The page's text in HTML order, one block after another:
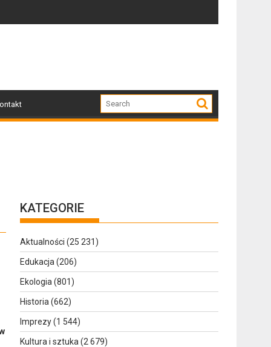
KATEGORIE
Aktualności (25 231)
Edukacja (206)
Ekologia (801)
Historia (662)
Imprezy(1 544)
Kultura i sztuka (2 679)